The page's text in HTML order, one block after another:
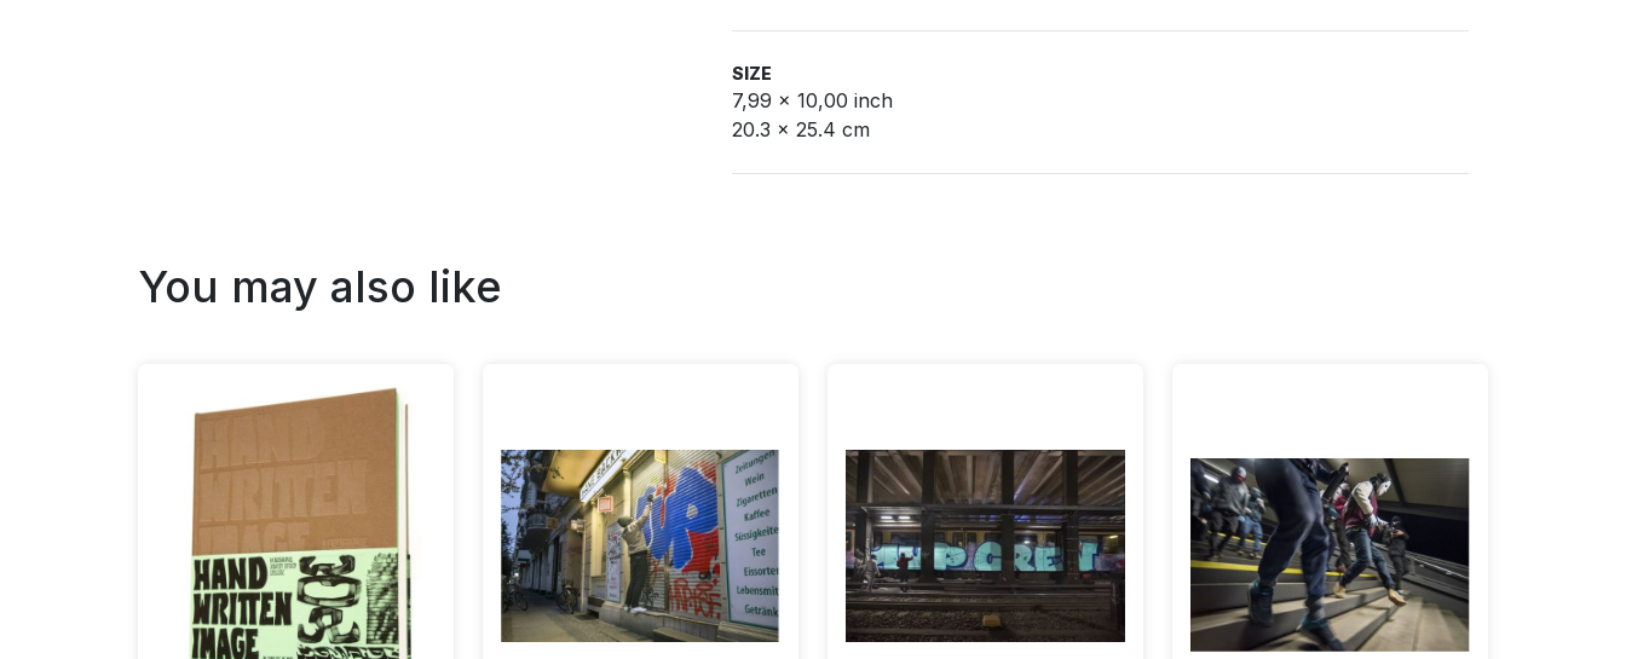
SIZE
7,99 x 10,00 inch
20.3 x 25.4 cm
You may also like